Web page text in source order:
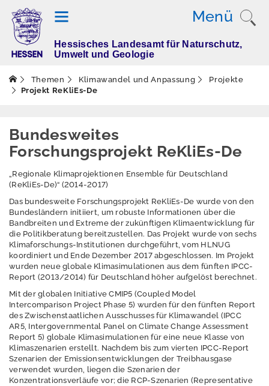
Menü
T
e
m
Boden
Dürre
Elektromagnetisch
e Felder / Licht
Erschütterungen
Geografische
Informationssystem
e
Geologie
Klimawandel und
Anpassung
Hessisches Landesamt für Naturschutz,
Umwelt und Geologie
Themen Klimawandel und Anpassung
Projekte
Projekt ReKliEs-De
Bundesweites
Forschungsprojekt ReKliEs-De
„Regionale Klimaprojektionen Ensemble für Deutschland
(ReKliEs-De)“ (2014-2017)
Das bundesweite Forschungsprojekt ReKliEs-De wurde von den
Bundesländern initiiert, um robuste Informationen über die
Bandbreiten und Extreme der zukünftigen Klimaentwicklung für
die Politikberatung bereitzustellen. Das Projekt wurde von sechs
Klimaforschungs-Institutionen durchgeführt, vom HLNUG
koordiniert und Ende Dezember 2017 abgeschlossen. Im Projekt
wurden neue globale Klimasimulationen aus dem fünften IPCC-
Report (2013/2014) für Deutschland höher aufgelöst berechnet.
Mit der globalen Initiative CMIP5 (Coupled Model
Intercomparison Project Phase 5) wurden für den fünften Report
des Zwischenstaatlichen Ausschusses für Klimawandel (IPCC
AR5, Intergovernmental Panel on Climate Change Assessment
Report 5) globale Klimasimulationen für eine neue Klasse von
Klimaszenarien erstellt. Nachdem bis zum vierten IPCC-Report
Szenarien der Emissionsentwicklungen der Treibhausgase
verwendet wurden, liegen die Szenarien der
Konzentrationsverläufe vor; die RCP-Szenarien (Representative